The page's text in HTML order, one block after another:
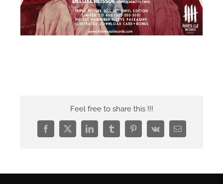
Feel free to share this !!!
Facebook
X LinkedInTumblrPinterest
Vk Email